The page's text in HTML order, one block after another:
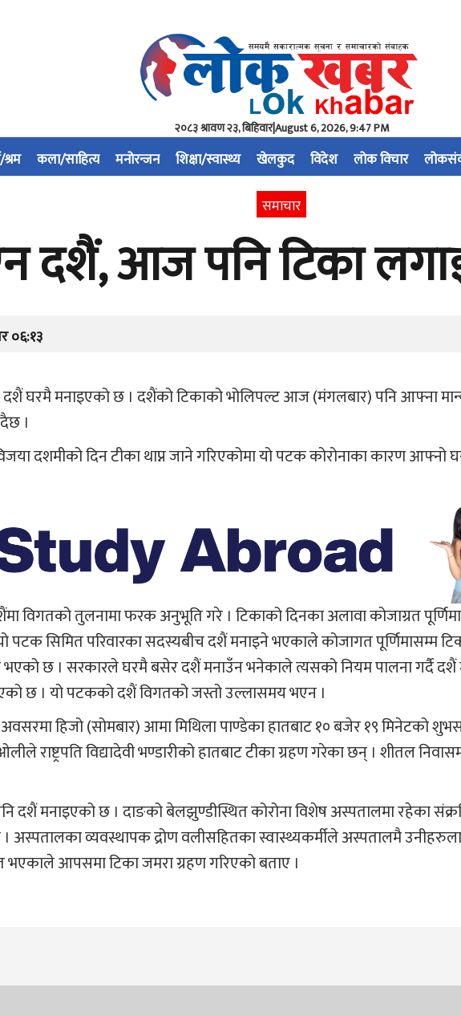
२०८३ श्रावण २३, बिहिवार|August 6, 2026, 9:47 PM
कला/साहित्य मनोरन्जन शिक्षा/स्वास्थ्य खेलकुद विदेश लोक विचार
समाचार
दशैं, आज पनि टिका
०६:१३
दशैं घरमै मनाइएको छ । दशैंको टिकाको भोलिपल्ट आज (मंगलबार) पनि आफ्ना
।
दशमीको दिन टीका थाप्न जाने गरिएकोमा यो पटक कोरोनाका कारण
विगतको तुलनामा फरक अनुभूति गरे । टिकाको दिनका अलावा कोजाग्रत
पटक सिमित परिवारका सदस्यबीच दशैं मनाइने भएकाले कोजागत पूर्णिमासम्म
छ । सरकारले घरमै बसेर दशैं मनाउँन भनेकाले त्यसको नियम पालना गर्दै दशैं
छ । यो पटकको दशैं विगतको जस्तो उल्लासमय भएन ।
अवसरमा हिजो (सोमबार) आमा मिथिला पाण्डेका हातबाट १० बजेर १९ मिनेटको
राष्ट्रपति विद्यादेवी भण्डारीको हातबाट टीका ग्रहण गरेका छन् । शीतल
दशैं मनाइएको छ । दाङको बेलझुण्डीस्थित कोरोना विशेष अस्पतालमा रहेका
अस्पतालका व्यवस्थापक द्रोण वलीसहितका स्वास्थ्यकर्मीले अस्पतालमै
आपसमा टिका जमरा ग्रहण गरिएको बताए ।